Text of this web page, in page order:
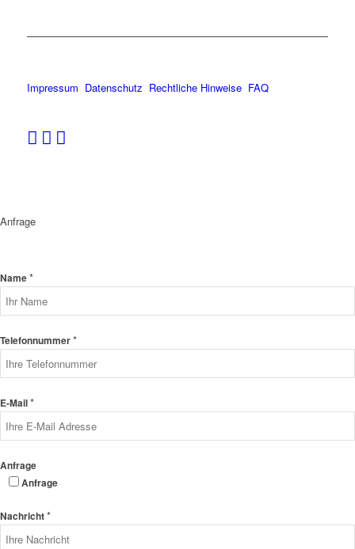
Impressum Datenschutz Rechtliche Hinweise FAQ
Anfrage
Name*
Telefonnummer*
E-Mail*
Anfrage
Anfrage
Nachricht*